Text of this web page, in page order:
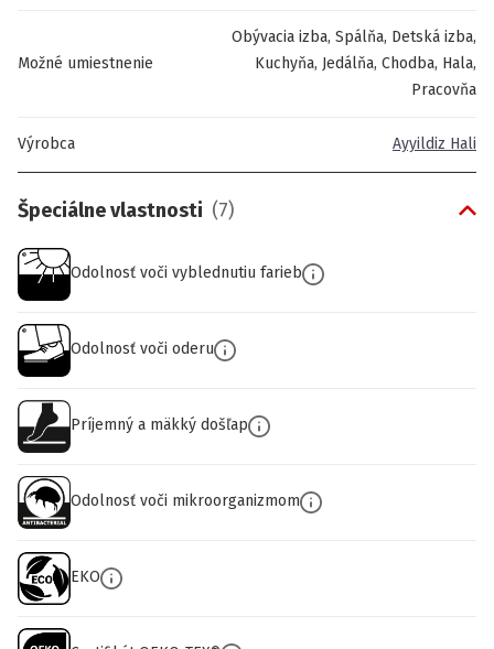
Možné umiestnenie
Obývacia izba, Spálňa, Detská izba,
Kuchyňa, Jedálňa, Chodba, Hala,
Pracovňa
Výrobca Ayyildiz Hali
Špeciálne vlastnosti (7)
Odolnosť voči vyblednutiu farieb
Odolnosť voči oderu
Príjemný a mäkký došľap
Odolnosť voči mikroorganizmom
EKO